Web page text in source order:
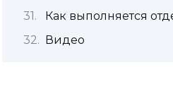
Как выполняется
Видео